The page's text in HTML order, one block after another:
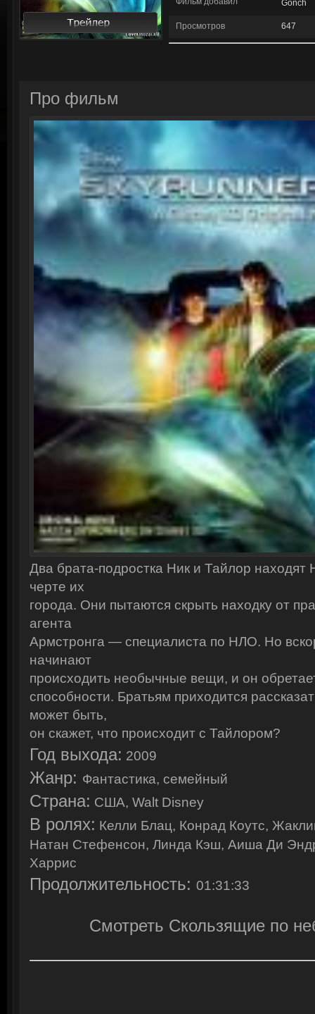
Gonch
Просмотров 647
Про фильм
Два брата-подростка Ник и Тайлор
черте их
города. Они пытаются скрыть находку от
агента
Армстронга — специалиста по НЛО. Но
начинают
происходить необычные вещи, и он
способности. Братьям приходится
может быть,
он скажет, что происходит с Тайлором?
Год выхода: 2009
Жанр: Фантастика, семейный
Страна: США, Walt Disney
В ролях: Келли Блац, Конрад Коутс,
Натан Стефенсон, Линда Кэш, Аиша Ди
Харрис
Продолжительность: 01:31:33
Смотреть Скользящие по
Смотреть онлайн:
Тайны института